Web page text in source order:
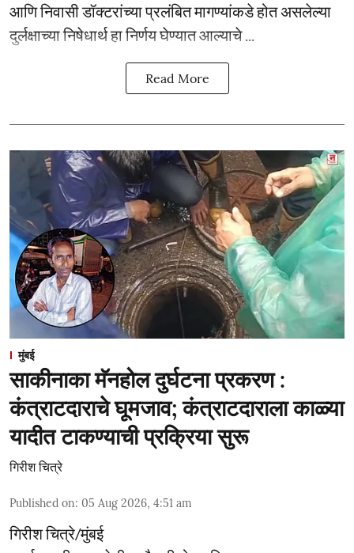
आणि निवासी डॉक्टरांच्या प्रलंबित मागण्यांकडे होत असलेल्या
दुर्लक्षाच्या निषेधार्थ हा निर्णय घेण्यात आल्याचे ...
Read More
मुंबई
साकीनाका मॅनहोल दुर्घटना प्रकरण :
कंत्राटदाराचे घूमजाव; कंत्राटदाराला काळ्या
यादीत टाकण्याची प्रक्रिया सुरू
गिरीश चित्रे
Published on: 05 Aug 2026, 4:51 am
गिरीश चित्रे/मुंबई